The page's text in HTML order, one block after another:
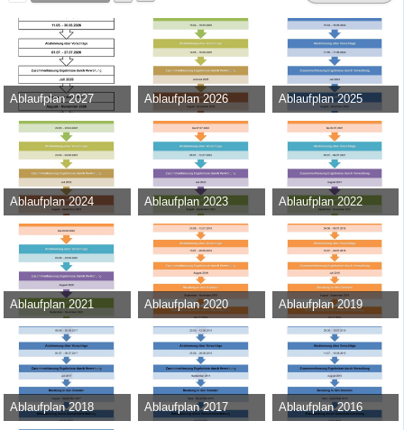
Ablaufplan 2027
Admin-11. Mai 2026
0
Ablaufplan 2026
Admin-13. Februar 2025
Ablaufplan 2025
Admin-13. März 2024
Ablaufplan 2024
Admin-15. März 2023
Ablaufplan 2023
Admin-17. Juni 2022
43.751
0
Ablaufplan 2022
Admin-8. Juni 2021
31.130
0
Ablaufplan 2021
Admin-22. Juni 2020
39.159
0
Ablaufplan 2020
Admin-17. Juni 2019
35.148
0
Ablaufplan 2019
Admin-23. April 2018
37.888
0
Ablaufplan 2018
Admin-30. Mai 2017
Ablaufplan 2017
Admin-18. August 2016
Ablaufplan 2016
Admin-22. Juli 2015